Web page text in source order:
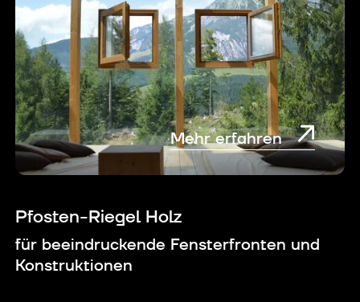
Mehr erfahren
Pfosten-Riegel Holz
für beeindruckende Fensterfronten und
Konstruktionen